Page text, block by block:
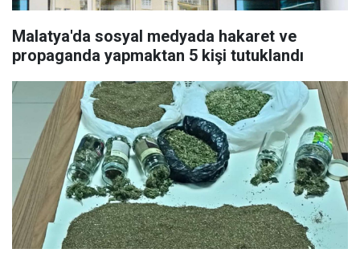
Malatya'da sosyal medyada hakaret ve
propaganda yapmaktan 5 kişi tutuklandı